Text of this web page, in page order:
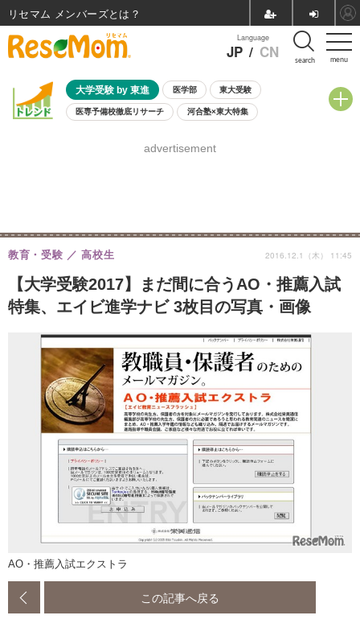
menu
Language
JP / CN search
大学受験 by 東進 医学部 東大受験
医専予備校徹底リサーチ 河合塾×東大特集
8月開催学校説明会・相談会
advertisement
【大学受験2017】まだ間に合うAO・推薦入試
特集、エイビ進学ナビ 3枚目の写真・画像
教育・受験 高校生 2016.12.1（木） 11:45
AO・推薦入試エクストラ
この記事へ戻る
リセマム メンバーズ